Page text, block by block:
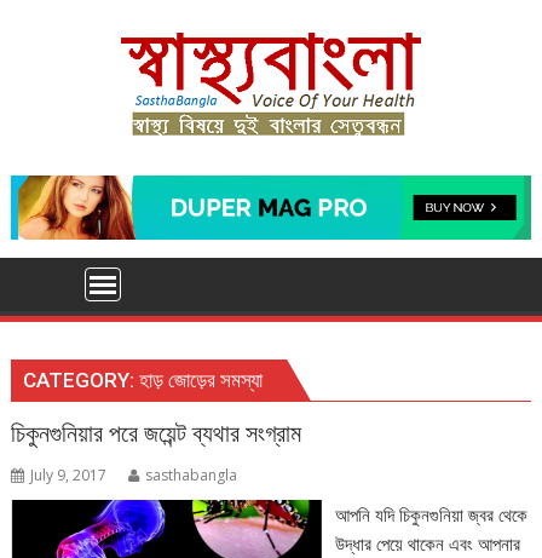
CATEGORY:হাড় জোড়ের সমস্যা
চিকুনগুনিয়ার পরে জয়েন্ট ব্যথার সংগ্রাম
July 9, 2017 sasthabangla
আপনি যদি চিকুনগুনিয়া জ্বর থেকে
উদ্ধার পেয়ে থাকেন এবং আপনার